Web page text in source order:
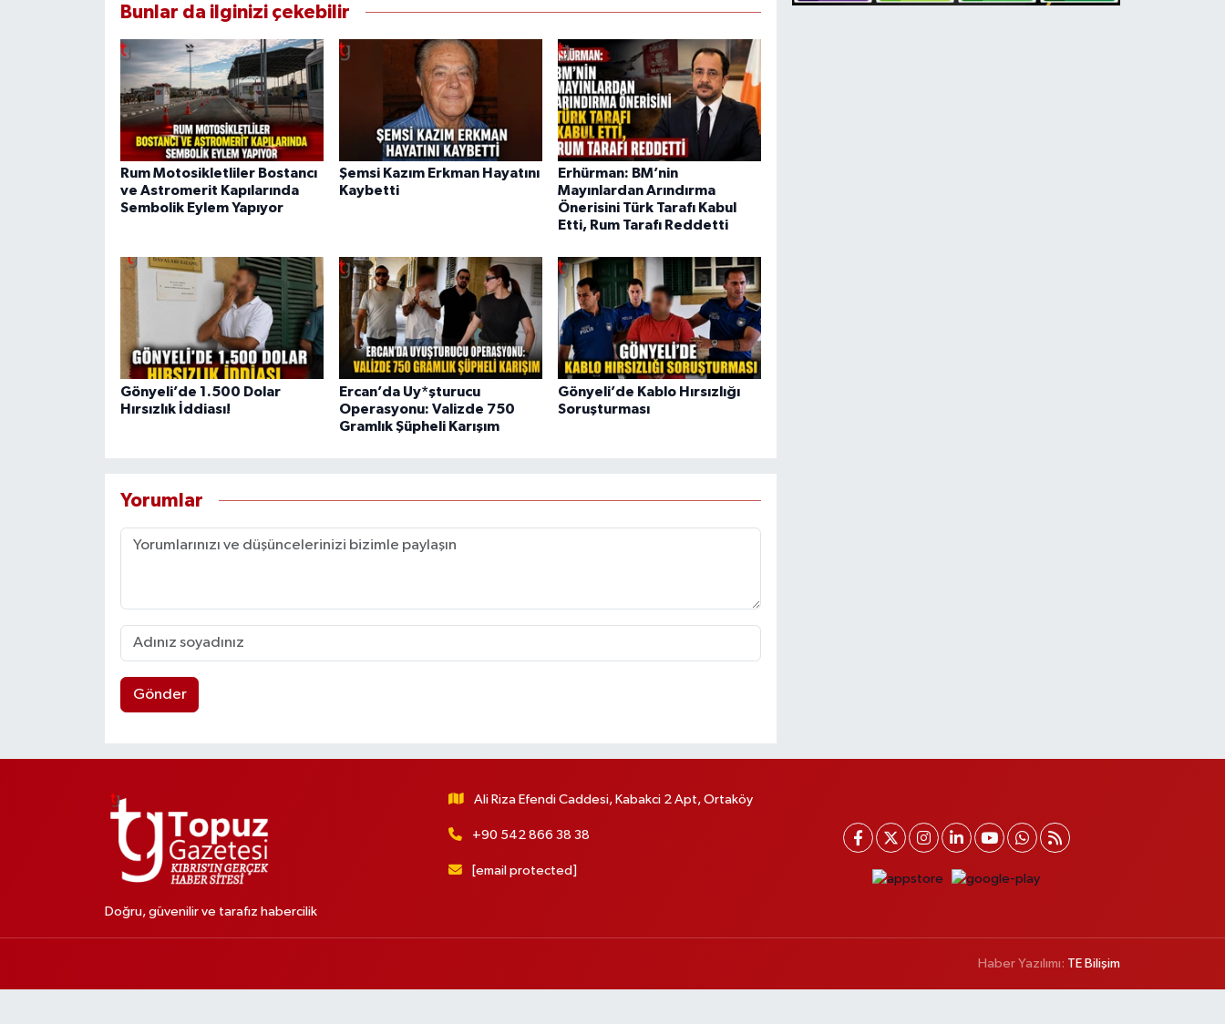
Bunlar da ilginizi çekebilir
Rum Motosikletliler Bostancı
ve Astromerit Kapılarında
Sembolik Eylem Yapıyor
Şemsi Kazım Erkman Hayatını
Kaybetti
Erhürman: BM’nin
Mayınlardan Arındırma
Önerisini Türk Tarafı Kabul
Etti, Rum Tarafı Reddetti
Gönyeli’de 1.500 Dolar
Hırsızlık İddiası!
Ercan’da Uy*şturucu
Operasyonu: Valizde 750
Gramlık Şüpheli Karışım
Gönyeli’de Kablo Hırsızlığı
Soruşturması
Yorumlar
Gönder
Doğru, güvenilir ve tarafız habercilik
Ali Riza Efendi Caddesi, Kabakci 2 Apt, Ortaköy
+90 542 866 38 38
[email protected]
Haber Yazılımı: TE Bilişim